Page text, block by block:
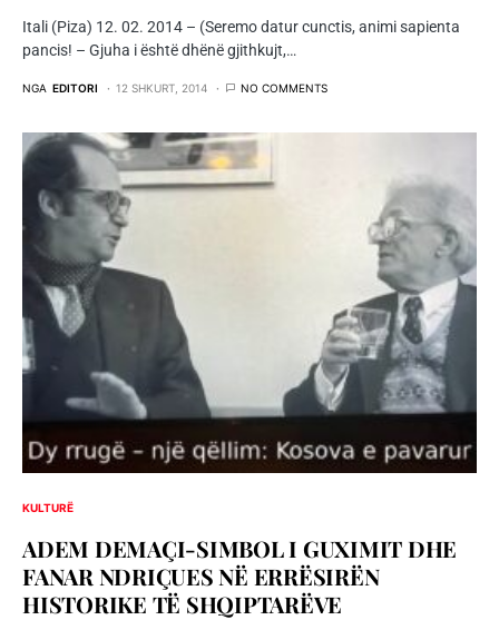
Itali (Piza) 12. 02. 2014 – (Seremo datur cunctis, animi sapienta
pancis! – Gjuha i është dhënë gjithkujt,…
NGA EDITORI 12 SHKURT, 2014 NO COMMENTS
KULTURË
ADEM DEMAÇI-SIMBOL I GUXIMIT DHE
FANAR NDRIÇUES NË ERRËSIRËN
HISTORIKE TË SHQIPTARËVE